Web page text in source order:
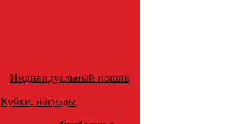
Индивидуальный пошив
Кубки, награды